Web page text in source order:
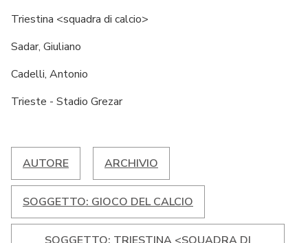
Triestina <squadra di calcio>
Sadar, Giuliano
Cadelli, Antonio
Trieste - Stadio Grezar
AUTORE ARCHIVIO
SOGGETTO: GIOCO DEL CALCIO